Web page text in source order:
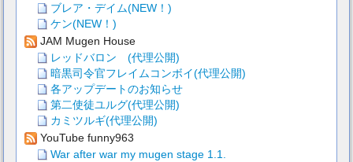
ブレア・デイム(NEW！)
ケン(NEW！)
JAM Mugen House
レッドバロン (代理公開)
暗黒司令官フレイムコンボイ(代理公開)
各アップデートのお知らせ
第二使徒ユルグ(代理公開)
カミツルギ(代理公開)
YouTube funny963
War after war my mugen stage 1.1.